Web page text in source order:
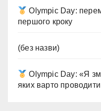
Olympic Day:
першого кроку
(без назви)
Olympic Day: «Я
яких варто проводити